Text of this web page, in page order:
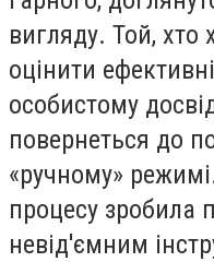
вигляду. Той, хто
оцінити
особистому
повернеться до
«ручному»
процесу зробила
невід'ємним